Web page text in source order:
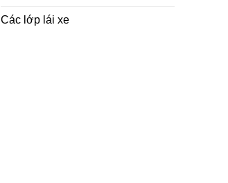
Các lớp lái xe